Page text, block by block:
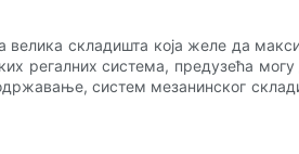
складишта која желе да
регалних система, предузећа
систем мезанинског